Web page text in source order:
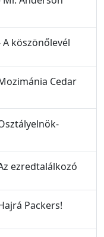
A köszönőlevél
Cedar
ezredtalálkozó
Packers!